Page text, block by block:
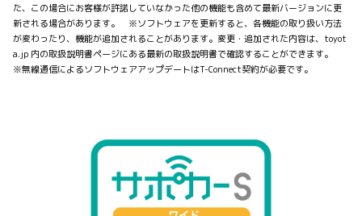
た、この場合にお客様が許諾していなかった他の機能も含めて最新バージョンに更
新される場合があります。 ※ソフトウェアを更新すると、各機能の取り扱い方法
が変わったり、機能が追加されることがあります。変更・追加された内容は、toyot
a.jp 内の取扱説明書ページにある最新の取扱説明書で確認することができます。
※無線通信によるソフトウェアアップデートはT-Connect契約が必要です。